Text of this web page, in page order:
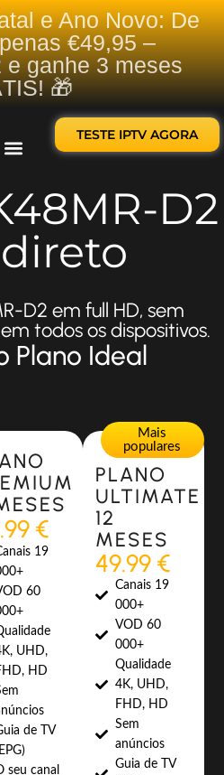
e Ano Novo: De
€49,95 –
ganhe 3 meses
🎁
TESTE IPTV AGORA
D2
D2 em full HD, sem
todos os dispositivos.
Plano Ideal
Popular
€
19
60
UHD,
HD
de TV
seu canal
Mais
populares
PLANO
ULTIMATE
12
MESES
49.99 €
Canais 19
000+
VOD 60
000+
Qualidade
4K, UHD,
FHD, HD
Sem
anúncios
Guia de TV